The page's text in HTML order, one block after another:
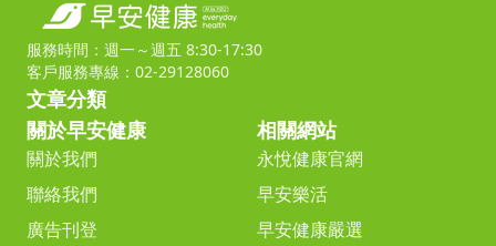
服務時間：週一～週五 8:30-17:30
客戶服務專線：02-29128060
文章分類
關於早安健康
關於我們
聯絡我們
廣告刊登
相關網站
永悅健康官網
早安樂活
早安健康嚴選